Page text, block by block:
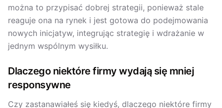
można to przypisać dobrej strategii, ponieważ stale
reaguje ona na rynek i jest gotowa do podejmowania
nowych inicjatyw, integrując strategię i wdrażanie w
jednym wspólnym wysiłku.
Dlaczego niektóre firmy wydają się mniej
responsywne
Czy zastanawiałeś się kiedyś, dlaczego niektóre firmy